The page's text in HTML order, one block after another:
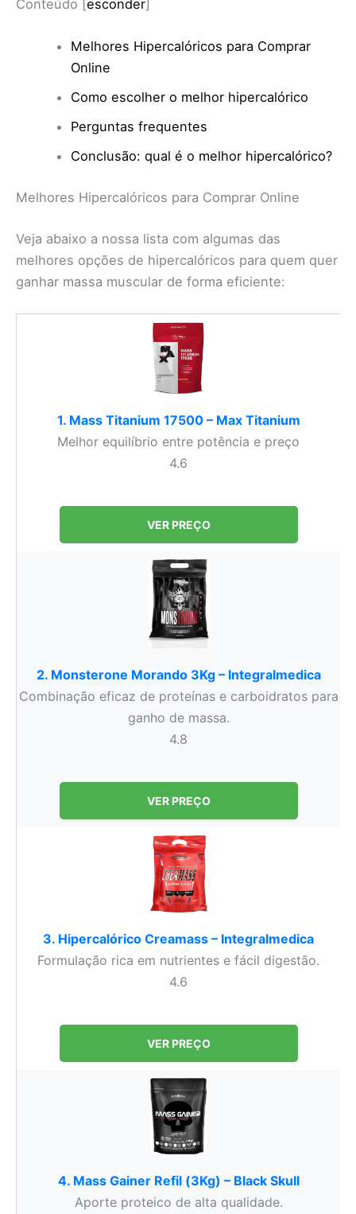
Conteúdo [esconder]
Melhores Hipercalóricos para Comprar
Online
Como escolher o melhor hipercalórico
Perguntas frequentes
Conclusão: qual é o melhor hipercalórico?
Melhores Hipercalóricos para Comprar Online
Veja abaixo a nossa lista com algumas das
melhores opções de hipercalóricos para quem quer
ganhar massa muscular de forma eficiente:
1. Mass Titanium 17500 – Max Titanium
Melhor equilíbrio entre potência e preço
4.6
VER PREÇO
2. Monsterone Morando 3Kg – Integralmedica
Combinação eficaz de proteínas e carboidratos para
ganho de massa.
4.8
VER PREÇO
3. Hipercalórico Creamass – Integralmedica
Formulação rica em nutrientes e fácil digestão.
4.6
VER PREÇO
4. Mass Gainer Refil (3Kg) – Black Skull
Aporte proteico de alta qualidade.